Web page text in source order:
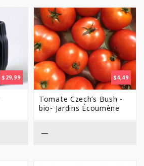
$ 29,99 $4,49
Tomate Czech’s Bush -
bio- Jardins Écoumène
—